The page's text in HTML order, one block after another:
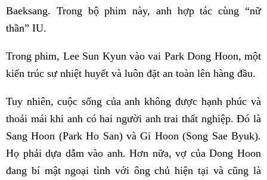
Baeksang. Trong bộ phim này, anh hợp tác cùng “nữ
thần” IU.
Trong phim, Lee Sun Kyun vào vai Park Dong Hoon, một
kiến trúc sư nhiệt huyết và luôn đặt an toàn lên hàng đầu.
Tuy nhiên, cuộc sống của anh không được hạnh phúc và
thoải mái khi anh có hai người anh trai thất nghiệp. Đó là
Sang Hoon (Park Ho San) và Gi Hoon (Song Sae Byuk).
Họ phải dựa dẫm vào anh. Hơn nữa, vợ của Dong Hoon
đang bí mật ngoại tình với ông chủ hiện tại và cũng là